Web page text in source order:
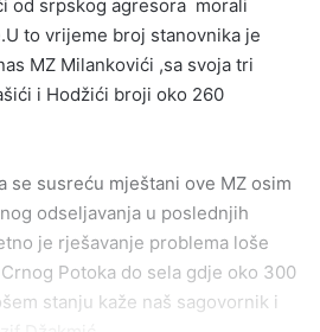
od srpskog agresora morali
to vrijeme broj stanovnika je
MZ Milankovići ,sa svoja tri
i Hodžići broji oko 260
se susreću mještani ove MZ osim
odseljavanja u poslednjih
je rješavanje problema loše
Potoka do sela gdje oko 300
stanju kaže naš sagovornik i